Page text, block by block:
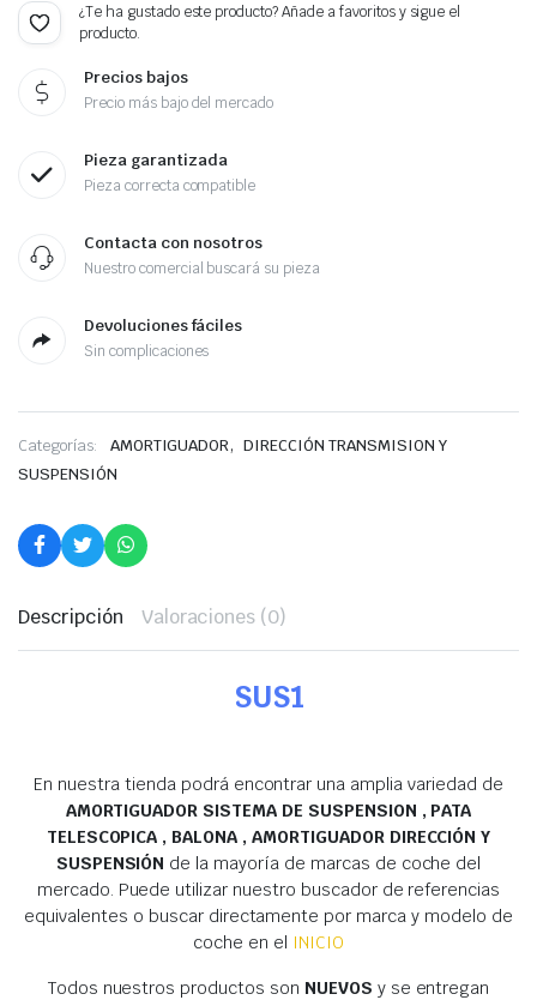
¿Te ha gustado este producto? Añade a favoritos y sigue el
producto.
Precios bajos
Precio más bajo del mercado
Pieza garantizada
Pieza correcta compatible
Contacta con nosotros
Nuestro comercial buscará su pieza
Devoluciones fáciles
Sin complicaciones
Categorías: AMORTIGUADOR, DIRECCIÓN TRANSMISION Y
SUSPENSIÓN
Descripción Valoraciones (0)
SUS1
En nuestra tienda podrá encontrar una amplia variedad de
AMORTIGUADOR SISTEMA DE SUSPENSION , PATA
TELESCOPICA , BALONA , AMORTIGUADOR DIRECCIÓN Y
SUSPENSIÓN de la mayoría de marcas de coche del
mercado. Puede utilizar nuestro buscador de referencias
equivalentes o buscar directamente por marca y modelo de
coche en el INICIO
Todos nuestros productos son NUEVOS y se entregan